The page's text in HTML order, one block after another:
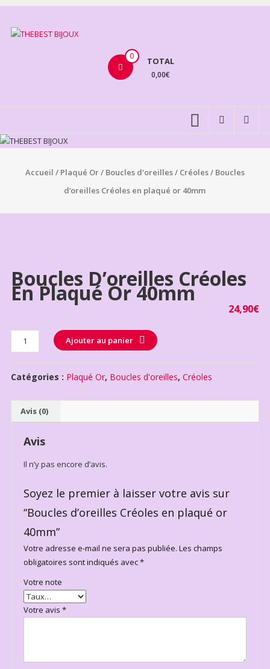
Aller
contenu
BIJOUX
0 TOTAL
0,00€
Accueil / Plaqué Or/ Boucles d'oreilles/ Créoles/ Boucles
d’oreilles Créoles en plaqué or 40mm
Boucles D’oreilles Créoles
En Plaqué Or 40mm
24,90€
Quantité Ajouter au panier
Catégories : Plaqué Or, Boucles d'oreilles, Créoles
Avis (0)
Avis
Il n’y pas encore d’avis.
Soyez le premier à laisser votre avis sur
“Boucles d’oreilles Créoles en plaqué or
40mm”
Votre adresse e-mail ne sera pas publiée. Les champs
obligatoires sont indiqués avec*
Votre note
Votre avis *